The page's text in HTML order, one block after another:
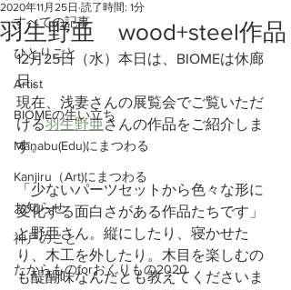
すべての記事
ひとりごと
Artist
BIOMEの生い立ち
Manabu(Edu)にまつわる
Kanjiru（Art)にまつわる
お知らせ
神戸のこと
たからものforおくりもの2020
羽生野亜 wood+steel作品
2020年11月25日 読了時間: 1分
12月25日（水）本日は、BIOMEは休廊
日。
現在、浅妻さんの展覧会でご覧いただ
ける羽生野亜さんの作品をご紹介しま
す。
「少ないパーツセットから色々な形に
変化する面白さがある作品たちです」
と野亜さん。縦にしたり、寝かせた
り、木工を外したり。木目を楽しむの
も醍醐味なんだとも教えてくださいま